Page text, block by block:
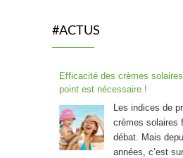
#ACTUS
Efficacité des crèmes
point est nécessaire !
Les indices de
crèmes solaires
débat. Mais
années, c’est